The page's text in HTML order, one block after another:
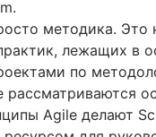
дорожная
управления
рабочим
рабочих
дорожную
методика. Это
лежащих в
по
рассматриваются
Agile делают